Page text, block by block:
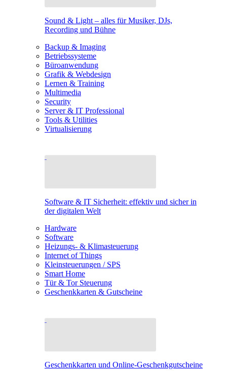
Sound & Light – alles für Musiker, DJs,
Recording und Bühne
Backup & Imaging
Betriebssysteme
Büroanwendung
Grafik & Webdesign
Lernen & Training
Multimedia
Security
Server & IT Professional
Tools & Utilities
Virtualisierung
Software & IT Sicherheit: effektiv und sicher in
der digitalen Welt
Hardware
Software
Heizungs- & Klimasteuerung
Internet of Things
Kleinsteuerungen / SPS
Smart Home
Tür & Tor Steuerung
Geschenkkarten & Gutscheine
Geschenkkarten und Online-Geschenkgutscheine